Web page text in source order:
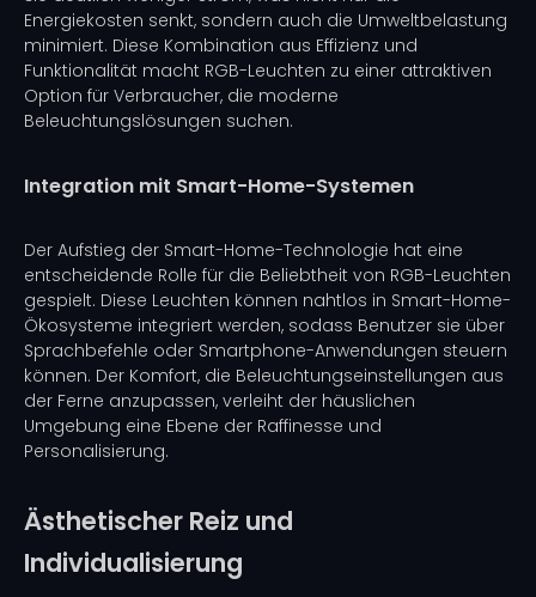
Energiekosten senkt, sondern auch die Umweltbelastung
minimiert. Diese Kombination aus Effizienz und
Funktionalität macht RGB-Leuchten zu einer attraktiven
Option für Verbraucher, die moderne
Beleuchtungslösungen suchen.
Integration mit Smart-Home-Systemen
Der Aufstieg der Smart-Home-Technologie hat eine
entscheidende Rolle für die Beliebtheit von RGB-Leuchten
gespielt. Diese Leuchten können nahtlos in Smart-Home-
Ökosysteme integriert werden, sodass Benutzer sie über
Sprachbefehle oder Smartphone-Anwendungen steuern
können. Der Komfort, die Beleuchtungseinstellungen aus
der Ferne anzupassen, verleiht der häuslichen
Umgebung eine Ebene der Raffinesse und
Personalisierung.
Ästhetischer Reiz und
Individualisierung